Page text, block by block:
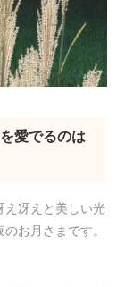
愛でるのは
え冴えと美しい光
お月さまです。